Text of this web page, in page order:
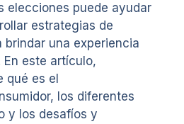
elecciones puede ayudar
estrategias de
una experiencia
este artículo,
qué es el
los diferentes
y los desafíos y